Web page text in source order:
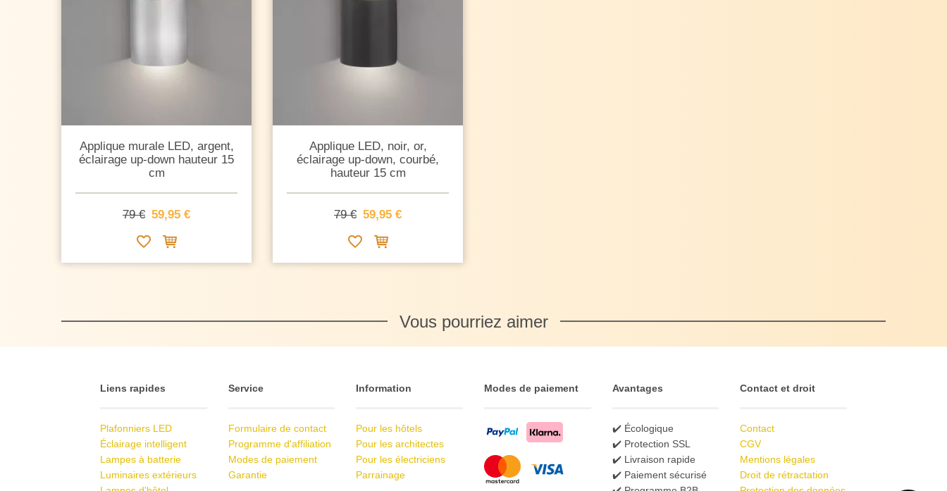
Applique murale LED, argent,
éclairage up-down hauteur 15
cm
79 € 59,95 €
Applique LED, noir, or,
éclairage up-down, courbé,
hauteur 15 cm
79 € 59,95 €
Vous pourriez aimer
Liens rapides
Plafonniers LED
Éclairage intelligent
Lampes à batterie
Luminaires extérieurs
Service
Formulaire de contact
Programme d'affiliation
Modes de paiement
Garantie
Information
Pour les hôtels
Pour les architectes
Pour les électriciens
Parrainage
Modes de paiement Avantages
✔️ Écologique
✔️ Protection SSL
✔️ Livraison rapide
✔️ Paiement sécurisé
Contact et droit
Contact
CGV
Mentions légales
Droit de rétractation